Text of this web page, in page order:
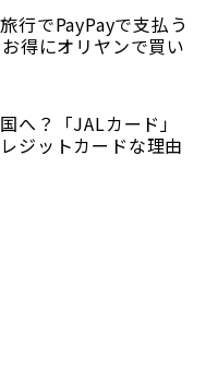
行でPayPayで支払う
得にオリヤンで買い
へ？「JALカード」
ジットカードな理由